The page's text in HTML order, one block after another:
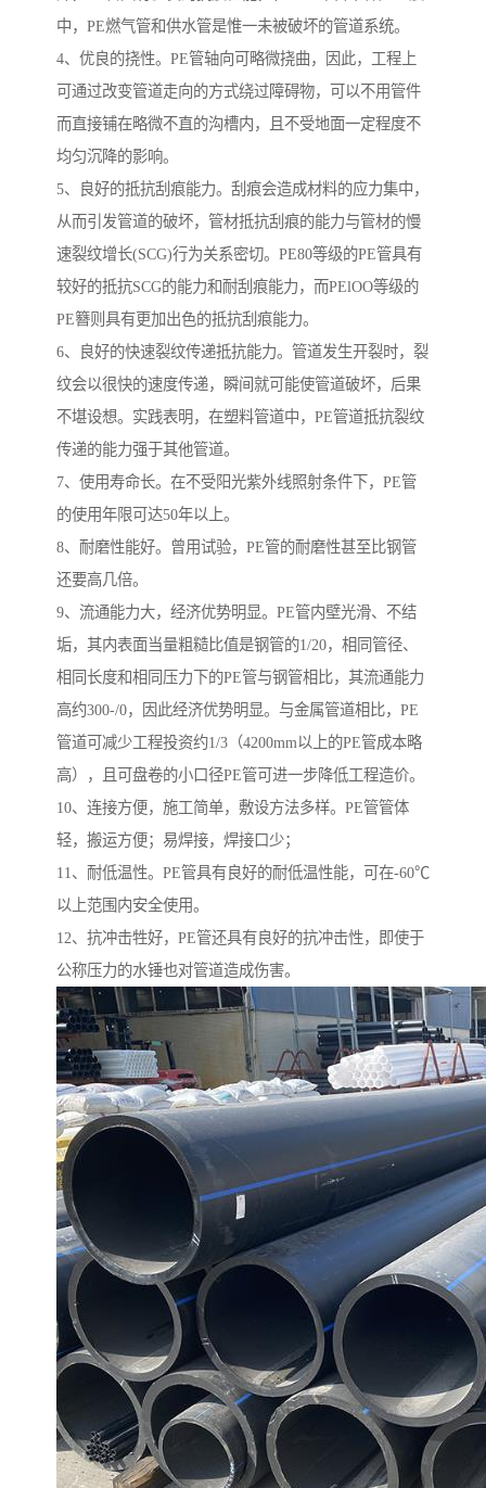
中，PE燃气管和供水管是惟一未被破坏的管道系统。
4、优良的挠性。PE管轴向可略微挠曲，因此，工程上
可通过改变管道走向的方式绕过障碍物，可以不用管件
而直接铺在略微不直的沟槽内，且不受地面一定程度不
均匀沉降的影响。
5、良好的抵抗刮痕能力。刮痕会造成材料的应力集中，
从而引发管道的破坏，管材抵抗刮痕的能力与管材的慢
速裂纹增长(SCG)行为关系密切。PE80等级的PE管具有
较好的抵抗SCG的能力和耐刮痕能力，而PElOO等级的
PE簪则具有更加出色的抵抗刮痕能力。
6、良好的快速裂纹传递抵抗能力。管道发生开裂时，裂
纹会以很快的速度传递，瞬间就可能使管道破坏，后果
不堪设想。实践表明，在塑料管道中，PE管道抵抗裂纹
传递的能力强于其他管道。
7、使用寿命长。在不受阳光紫外线照射条件下，PE管
的使用年限可达50年以上。
8、耐磨性能好。曾用试验，PE管的耐磨性甚至比钢管
还要高几倍。
9、流通能力大，经济优势明显。PE管内壁光滑、不结
垢，其内表面当量粗糙比值是钢管的1/20，相同管径、
相同长度和相同压力下的PE管与钢管相比，其流通能力
高约300-/0，因此经济优势明显。与金属管道相比，PE
管道可减少工程投资约1/3（4200mm以上的PE管成本略
高），且可盘卷的小口径PE管可进一步降低工程造价。
10、连接方便，施工简单，敷设方法多样。PE管管体
轻，搬运方便；易焊接，焊接口少；
11、耐低温性。PE管具有良好的耐低温性能，可在-60℃
以上范围内安全使用。
12、抗冲击牲好，PE管还具有良好的抗冲击性，即使于
公称压力的水锤也对管道造成伤害。